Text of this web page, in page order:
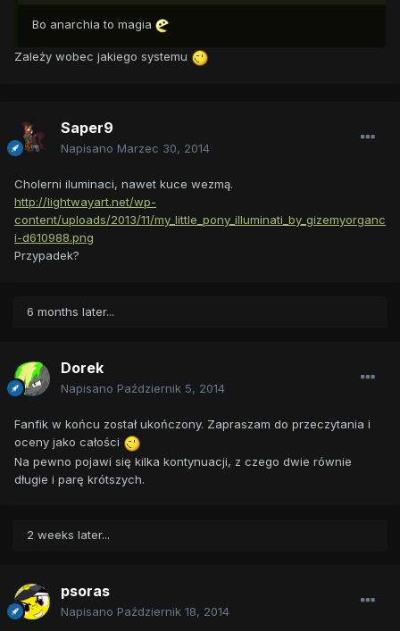
Bo anarchia to magia
Zależy wobec jakiego systemu
Saper9
Napisano Marzec 30, 2014
Cholerni iluminaci, nawet kuce wezmą.
http://lightwayart.net/wp-
content/uploads/2013/11/my_little_pony_illuminati_by_gizemyorganc
i-d610988.png
Przypadek?
6 months later...
Dorek
Napisano Październik 5, 2014
Fanfik w końcu został ukończony. Zapraszam do przeczytania i
oceny jako całości
Na pewno pojawi się kilka kontynuacji, z czego dwie równie
długie i parę krótszych.
2 weeks later...
psoras
Napisano Październik 18, 2014